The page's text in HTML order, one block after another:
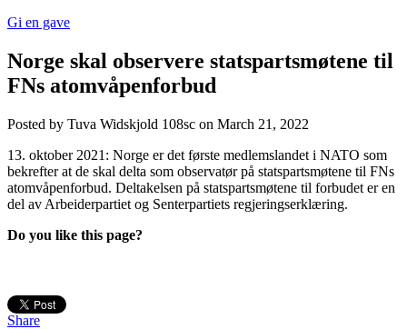
Gi en gave
Norge skal observere statspartsmøtene til
FNs atomvåpenforbud
Posted by Tuva Widskjold 108sc on March 21, 2022
13. oktober 2021: Norge er det første medlemslandet i NATO som
bekrefter at de skal delta som observatør på statspartsmøtene til FNs
atomvåpenforbud. Deltakelsen på statspartsmøtene til forbudet er en
del av Arbeiderpartiet og Senterpartiets regjeringserklæring.
Do you like this page?
Share